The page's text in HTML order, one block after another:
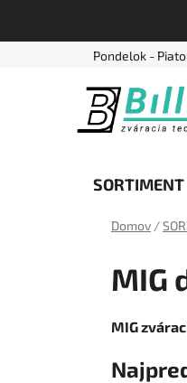
Pondelok -
SORTIMENT
Domov /
MIG
MIG